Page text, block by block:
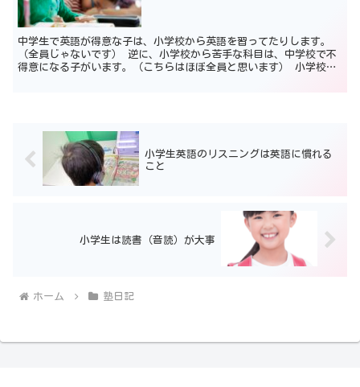
中学生で英語が得意な子は、小学校から英語を習ってたりします。
（全員じゃないです） 逆に、小学校から苦手な科目は、中学校で不
得意になる子がいます。（こちらはほぼ全員と思います） 小学校の
小学生英語のリスニングは英語に慣れる
こと
小学生は読書（音読）が大事
ホーム 塾日記